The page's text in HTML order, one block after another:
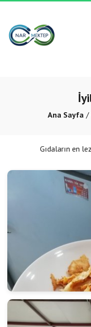
Ana Sayfa
Gıdaların en